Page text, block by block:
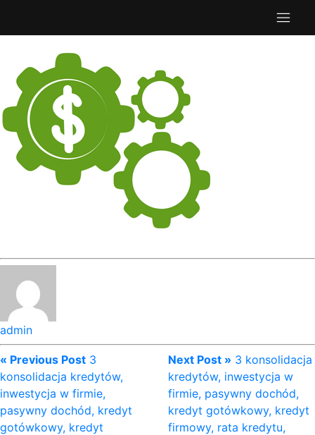
admin
« Previous Post 3
konsolidacja kredytów,
inwestycja w firmie,
pasywny dochód, kredyt
gotówkowy, kredyt
Next Post » 3 konsolidacja
kredytów, inwestycja w
firmie, pasywny dochód,
kredyt gotówkowy, kredyt
firmowy, rata kredytu,